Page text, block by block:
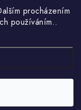
procházením
používáním..
vyhrazena.